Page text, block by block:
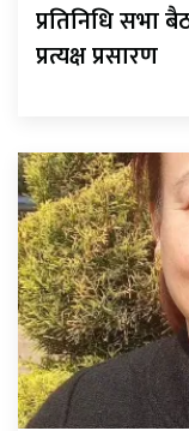
प्रतिनिधि सभा
प्रत्यक्ष प्रसारण